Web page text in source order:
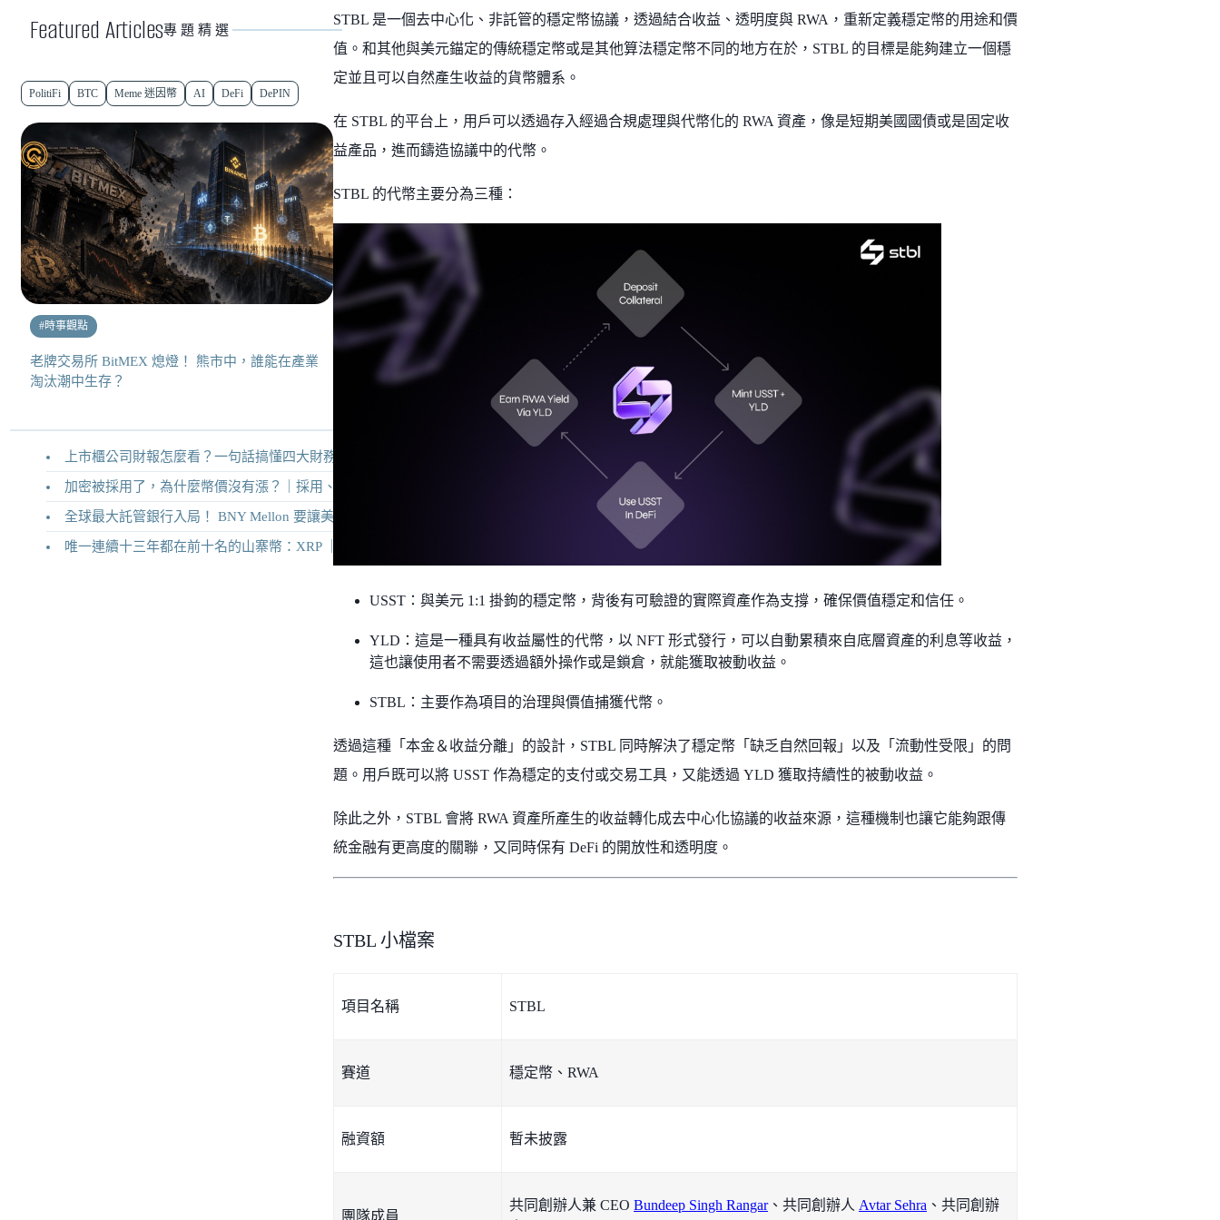
Featured Articles專題精選
PolitiFi BTC Meme 迷因幣 AI DeFi DePIN
#時事觀點
老牌交易所 BitMEX 熄燈！ 熊市中，誰能在產業
淘汰潮中生存？
上市櫃公司財報怎麼看？一句話搞懂四大財務報表
加密被採用了，為什麼幣價沒有漲？｜採用、收入與代幣價值捕獲
全球最大託管銀行入局！ BNY Mellon 要讓美債交易 24/7 不打烊
唯一連續十三年都在前十名的山寨幣：XRP ｜Ripple 2026 介紹
STBL 是一個去中心化、非託管的穩定幣協議，透過結合收益、透明度與 RWA，重新定義穩定幣的用途和價
值。和其他與美元錨定的傳統穩定幣或是其他算法穩定幣不同的地方在於，STBL 的目標是能夠建立一個穩
定並且可以自然產生收益的貨幣體系。
在 STBL 的平台上，用戶可以透過存入經過合規處理與代幣化的 RWA 資產，像是短期美國國債或是固定收
益產品，進而鑄造協議中的代幣。
STBL 的代幣主要分為三種：
USST：與美元 1:1 掛鉤的穩定幣，背後有可驗證的實際資產作為支撐，確保價值穩定和信任。
YLD：這是一種具有收益屬性的代幣，以 NFT 形式發行，可以自動累積來自底層資產的利息等收益，
這也讓使用者不需要透過額外操作或是鎖倉，就能獲取被動收益。
STBL：主要作為項目的治理與價值捕獲代幣。
透過這種「本金＆收益分離」的設計，STBL 同時解決了穩定幣「缺乏自然回報」以及「流動性受限」的問
題。用戶既可以將 USST 作為穩定的支付或交易工具，又能透過 YLD 獲取持續性的被動收益。
除此之外，STBL 會將 RWA 資產所產生的收益轉化成去中心化協議的收益來源，這種機制也讓它能夠跟傳
統金融有更高度的關聯，又同時保有 DeFi 的開放性和透明度。
STBL 小檔案
項目名稱 STBL
賽道 穩定幣、RWA
融資額 暫未披露
團隊成員
共同創辦人兼 CEO Bundeep Singh Rangar、共同創辦人 Avtar Sehra 、共同創辦